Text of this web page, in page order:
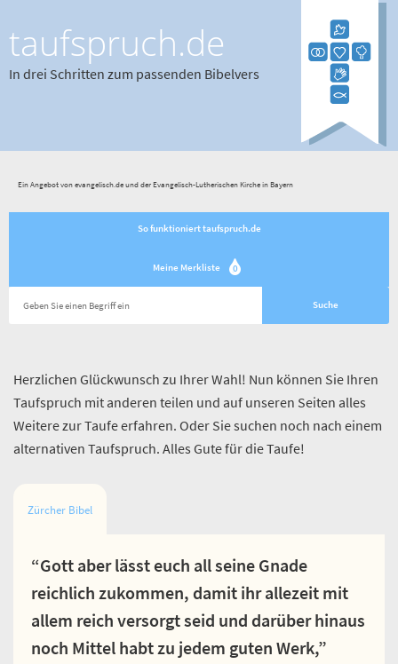
taufspruch.de
In drei Schritten zum passenden Bibelvers
Ein Angebot von evangelisch.de und der Evangelisch-Lutherischen Kirche in Bayern
So funktioniert taufspruch.de
Meine Merkliste 0
Herzlichen Glückwunsch zu Ihrer Wahl! Nun können Sie Ihren
Taufspruch mit anderen teilen und auf unseren Seiten alles
Weitere zur Taufe erfahren. Oder Sie suchen noch nach einem
alternativen Taufspruch. Alles Gute für die Taufe!
Zürcher Bibel
“Gott aber lässt euch all seine Gnade
reichlich zukommen, damit ihr allezeit mit
allem reich versorgt seid und darüber hinaus
noch Mittel habt zu jedem guten Werk,”